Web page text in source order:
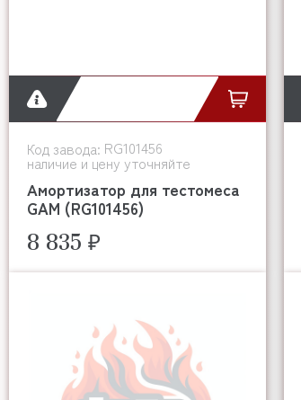
Код завода: RG101456
наличие и цену уточняйте
Амортизатор для тестомеса
GAM (RG101456)
8 835 ₽